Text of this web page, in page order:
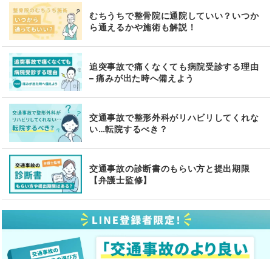
むちうちで整骨院に通院していい？いつか
ら通えるかや施術も解説！
追突事故で痛くなくても病院受診する理由
– 痛みが出た時へ備えよう
交通事故で整形外科がリハビリしてくれな
い…転院するべき？
交通事故の診断書のもらい方と提出期限
【弁護士監修】